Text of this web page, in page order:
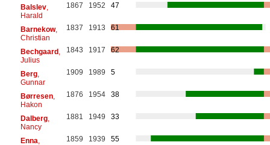
Balslev,
Harald
1867 1952 47
Barnekow,
Christian
1837 1913 61
Bechgaard,
Julius
1843 1917 62
Berg,
Gunnar
1909 1989 5
Børresen,
Hakon
1876 1954 38
Dalberg,
Nancy
1881 1949 33
Enna 1859 1939 55